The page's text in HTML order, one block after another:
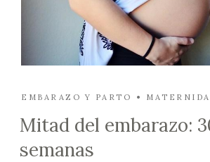
EMBARAZO Y PARTO
Mitad del embarazo:
semanas